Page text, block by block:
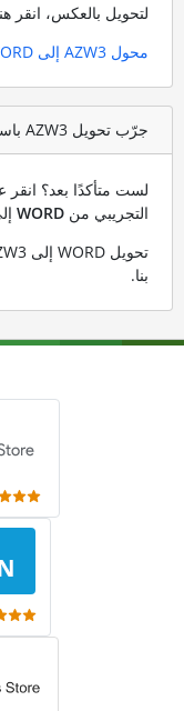
لتحويل بالعكس، انقر
محول AZW3 إلى WORD
جرّب تحويل AZW3 باستخدام ملف اختبار WORD
لست متأكدًا بعد؟ انقر
التجريبي من WORD
بنا.